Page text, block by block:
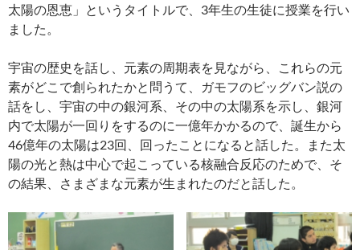
太陽の恩恵」というタイトルで、3年生の生徒に授業を行い
ました。
宇宙の歴史を話し、元素の周期表を見ながら、これらの元
素がどこで創られたかと問うて、ガモフのビッグバン説の
話をし、宇宙の中の銀河系、その中の太陽系を示し、銀河
内で太陽が一回りをするのに一億年かかるので、誕生から
46億年の太陽は23回、回ったことになると話した。また太
陽の光と熱は中心で起こっている核融合反応のためで、そ
の結果、さまざまな元素が生まれたのだと話した。